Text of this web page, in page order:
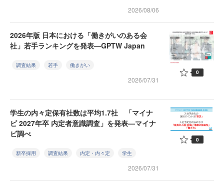
2026/08/06
2026年版 日本における「働きがいのある会
社」若手ランキングを発表—GPTW Japan
調査結果 若手 働きがい
2026/07/31
0
学生の内々定保有社数は平均1.7社 「マイナ
ビ 2027年卒 内定者意識調査」を発表—マイナ
ビ調べ
新卒採用 調査結果 内定・内々定 学生
2026/07/31
0